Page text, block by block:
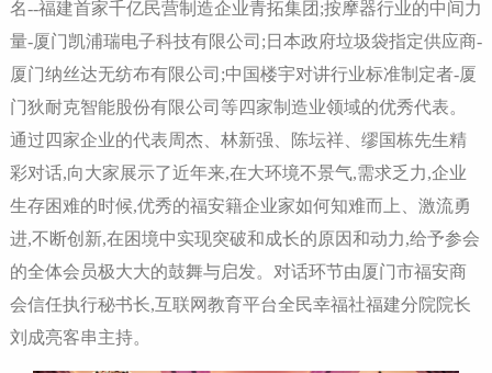
名--福建首家千亿民营制造企业青拓集团;按摩器行业的中间力
量-厦门凯浦瑞电子科技有限公司;日本政府垃圾袋指定供应商-
厦门纳丝达无纺布有限公司;中国楼宇对讲行业标准制定者-厦
门狄耐克智能股份有限公司等四家制造业领域的优秀代表。
通过四家企业的代表周杰、林新强、陈坛祥、缪国栋先生精
彩对话,向大家展示了近年来,在大环境不景气,需求乏力,企业
生存困难的时候,优秀的福安籍企业家如何知难而上、激流勇
进,不断创新,在困境中实现突破和成长的原因和动力,给予参会
的全体会员极大大的鼓舞与启发。对话环节由厦门市福安商
会信任执行秘书长,互联网教育平台全民幸福社福建分院院长
刘成亮客串主持。